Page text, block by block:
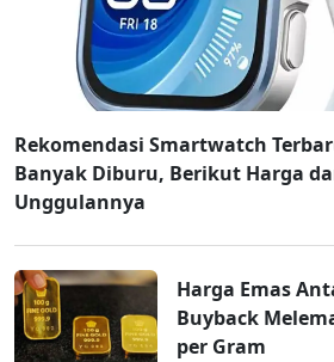
Rekomendasi Smartwatch
Banyak Diburu, Berikut Harga
Unggulannya
Harga Emas
Buyback
per Gram